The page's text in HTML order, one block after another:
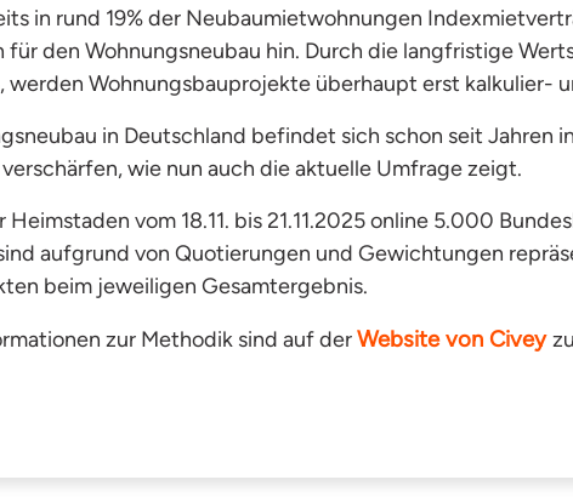
in rund 19% der Neubaumietwohnungen
für den Wohnungsneubau hin. Durch die langfristige
werden Wohnungsbauprojekte überhaupt erst kalkulier-
in Deutschland befindet sich schon seit Jahren
wie nun auch die aktuelle Umfrage zeigt.
Heimstaden vom 18.11. bis 21.11.2025 online 5.000
aufgrund von Quotierungen und Gewichtungen
beim jeweiligen Gesamtergebnis.
zur Methodik sind auf derWebsite von Civey